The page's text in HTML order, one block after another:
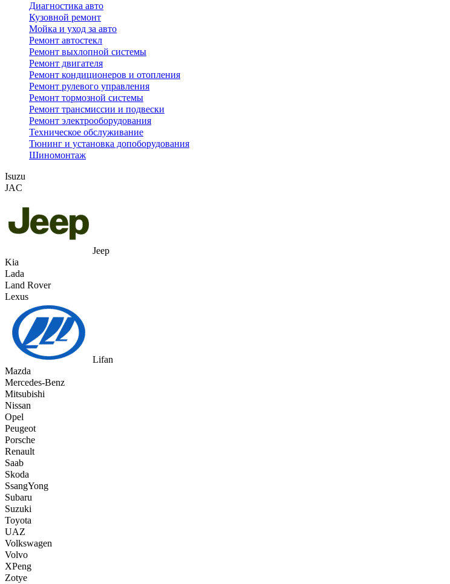
Диагностика авто
Кузовной ремонт
Мойка и уход за авто
Ремонт автостекл
Ремонт выхлопной системы
Ремонт двигателя
Ремонт кондиционеров и отопления
Ремонт рулевого управления
Ремонт тормозной системы
Ремонт трансмиссии и подвески
Ремонт электрооборудования
Техническое обслуживание
Тюнинг и установка допоборудования
Шиномонтаж
Isuzu
JAC
Jeep
Kia
Lada
Land Rover
Lexus
Lifan
Mazda
Mercedes-Benz
Mitsubishi
Nissan
Opel
Peugeot
Porsche
Renault
Saab
Skoda
SsangYong
Subaru
Suzuki
Toyota
UAZ
Volkswagen
Volvo
XPeng
Zotye